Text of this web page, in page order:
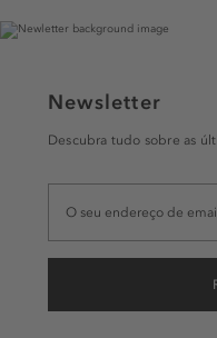
Newsletter
Descubra tudo sobre as